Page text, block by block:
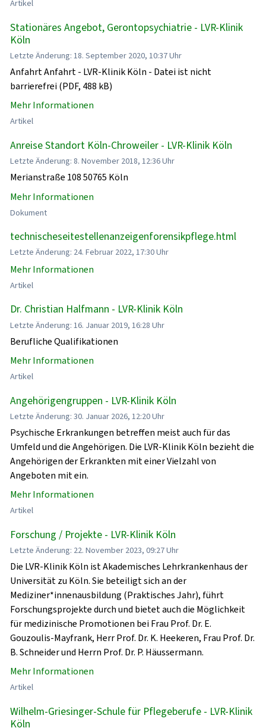
Artikel
Stationäres Angebot, Gerontopsychiatrie - LVR-Klinik
Köln
Letzte Änderung: 18. September 2020, 10:37 Uhr
Anfahrt Anfahrt - LVR-Klinik Köln - Datei ist nicht
barrierefrei (PDF, 488 kB)
Mehr Informationen
Artikel
Anreise Standort Köln-Chroweiler - LVR-Klinik Köln
Letzte Änderung: 8. November 2018, 12:36 Uhr
Merianstraße 108 50765 Köln
Mehr Informationen
Dokument
technischeseitestellenanzeigenforensikpflege.html
Letzte Änderung: 24. Februar 2022, 17:30 Uhr
Mehr Informationen
Artikel
Dr. Christian Halfmann - LVR-Klinik Köln
Letzte Änderung: 16. Januar 2019, 16:28 Uhr
Berufliche Qualifikationen
Mehr Informationen
Artikel
Angehörigengruppen - LVR-Klinik Köln
Letzte Änderung: 30. Januar 2026, 12:20 Uhr
Psychische Erkrankungen betreffen meist auch für das
Umfeld und die Angehörigen. Die LVR-Klinik Köln bezieht die
Angehörigen der Erkrankten mit einer Vielzahl von
Angeboten mit ein.
Mehr Informationen
Artikel
Forschung / Projekte - LVR-Klinik Köln
Letzte Änderung: 22. November 2023, 09:27 Uhr
Die LVR-Klinik Köln ist Akademisches Lehrkrankenhaus der
Universität zu Köln. Sie beteiligt sich an der
Mediziner*innenausbildung (Praktisches Jahr), führt
Forschungsprojekte durch und bietet auch die Möglichkeit
für medizinische Promotionen bei Frau Prof. Dr. E.
Gouzoulis-Mayfrank, Herr Prof. Dr. K. Heekeren, Frau Prof. Dr.
B. Schneider und Herrn Prof. Dr. P. Häussermann.
Mehr Informationen
Artikel
Wilhelm-Griesinger-Schule für Pflegeberufe - LVR-Klinik
Köln